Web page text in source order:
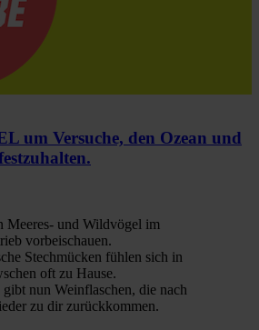
um Versuche, den Ozean und
Meeres- und Wildvögel im
vorbeischauen.
Stechmücken fühlen sich in
oft zu Hause.
gibt nun Weinflaschen, die nach
zu dir zurückkommen.